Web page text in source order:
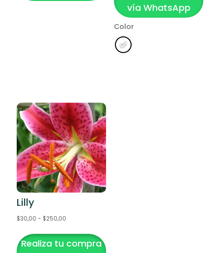
vía WhatsApp
Color
Lilly
$30,00 - $250,00Rango
precios:
producto
Realiza tu compra